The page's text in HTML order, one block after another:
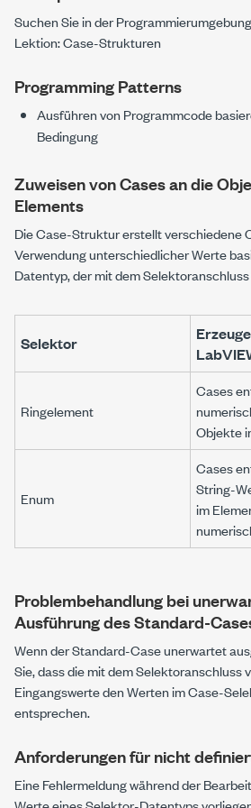
Suchen Sie in der
Lektion:Case-Strukturen
Programming Patterns
Ausführen von Programmcode
Bedingung
Zuweisen von Cases an die
Elements
DieCase-Strukturerstellt verschiedene
Verwendung unterschiedlicher Werte
Datentyp, der mit dem
Selektor
Ringelement
Cases
Objekte
Enum
Cases
String-
im
Problembehandlung bei
Ausführung des Standard-
Wenn der Standard-Case unerwartet
Sie, dass die mit dem Selektoranschluss
Eingangswerte den Werten im Case-
entsprechen.
Anforderungen für nicht
Eine Fehlermeldung während der